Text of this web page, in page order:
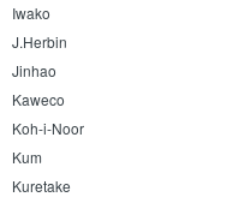
Iwako
J.Herbin
Jinhao
Kaweco
Koh-i-Noor
Kum
Kuretake